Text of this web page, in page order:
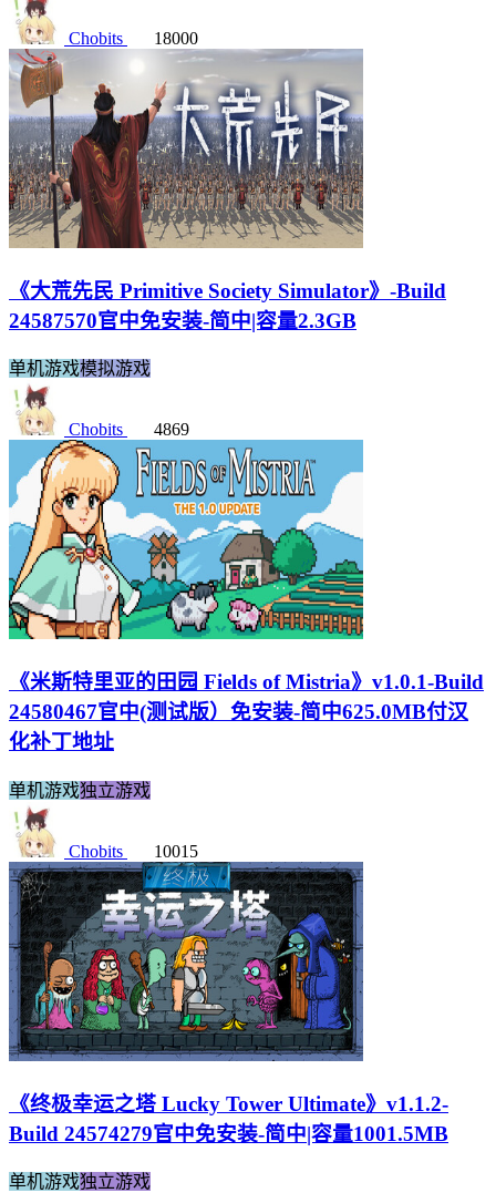
Chobits 18000
《大荒先民 Primitive Society Simulator》-Build
24587570官中免安装-简中|容量2.3GB
单机游戏模拟游戏
Chobits 4869
《米斯特里亚的田园 Fields of Mistria》v1.0.1-Build
24580467官中(测试版）免安装-简中625.0MB付汉
化补丁地址
单机游戏独立游戏
Chobits 10015
《终极幸运之塔 Lucky Tower Ultimate》v1.1.2-
Build 24574279官中免安装-简中|容量1001.5MB
单机游戏独立游戏